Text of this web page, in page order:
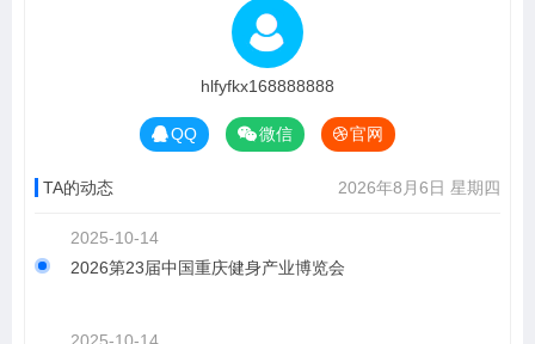
hlfyfkx168888888
QQ 微信 官网
TA的动态 2026年8月6日 星期四
2025-10-14
2026第23届中国重庆健身产业博览会